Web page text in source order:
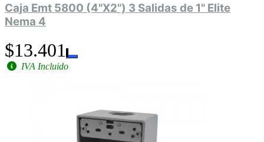
Caja Emt 5800 (4"X2") 3 Salidas de 1" Elite
Nema 4
$13.401
IVA Incluido